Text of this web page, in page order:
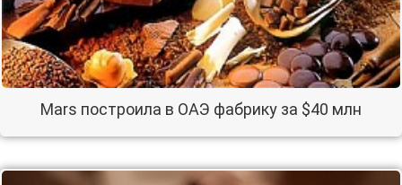
Mars построила в ОАЭ фабрику за $40 млн